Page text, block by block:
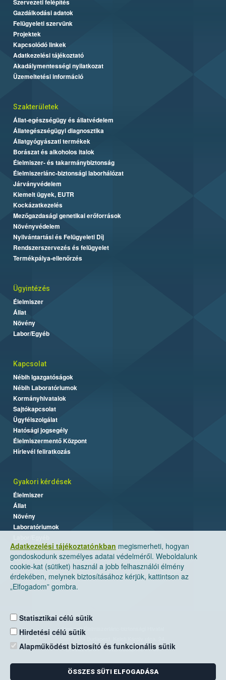
Adatkezelési tájékoztatónkban megismerheti, hogyan
gondoskodunk személyes adatai védelméről. Weboldalunk
cookie-kat (sütiket) használ a jobb felhasználói élmény
érdekében, melynek biztosításához kérjük, kattintson az
„Elfogadom” gombra.
Statisztikai célú sütik
Hirdetési célú sütik
Alapműködést biztosító és funkcionális sütik
ÖSSZES SÜTI ELFOGADÁSA
Szervezeti felépítés
Gazdálkodási adatok
Felügyeleti szervünk
Projektek
Kapcsolódó linkek
Adatkezelési tájékoztató
Akadálymentességi nyilatkozat
Üzemeltetési információ
Szakterületek
Állat-egészségügy és állatvédelem
Állategészségügyi diagnosztika
Állatgyógyászati termékek
Borászat és alkoholos italok
Élelmiszer- és takarmánybiztonság
Élelmiszerlánc-biztonsági laborhálózat
Járványvédelem
Kiemelt ügyek, EUTR
Kockázatkezelés
Mezőgazdasági genetikai erőforrások
Növényvédelem
Nyilvántartási és Felügyeleti Díj
Rendszerszervezés és felügyelet
Termékpálya-ellenőrzés
Ügyintézés
Élelmiszer
Állat
Növény
Labor/Egyéb
Kapcsolat
Nébih Igazgatóságok
Nébih Laboratóriumok
Kormányhivatalok
Sajtókapcsolat
Ügyfélszolgálat
Hatósági jogsegély
Élelmiszermentő Központ
Hírlevél feliratkozás
Gyakori kérdések
Élelmiszer
Állat
Növény
Laboratóriumok
Nemzeti Élelmiszerlánc-biztonsági Hivatal
Levelezési cím: 1525 Budapest. Pf. 30.
E-mail:ugyfelszolgalat@nebih.gov.hu